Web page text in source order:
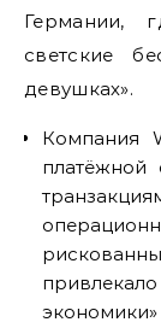
Германии,
светские
девушках».
Компания
платёжной